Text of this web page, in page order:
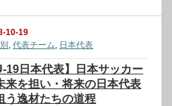
10-19
,代表チーム, 日本代表
19日本代表】日本サッカー
来を担い・将来の日本代表
う逸材たちの道程